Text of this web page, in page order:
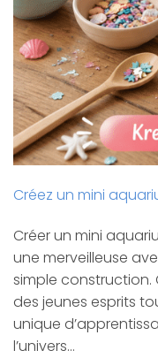
Créez un mini
Créer un mini
une merveilleuse
simple construction.
des jeunes esprits
unique
l’univers…